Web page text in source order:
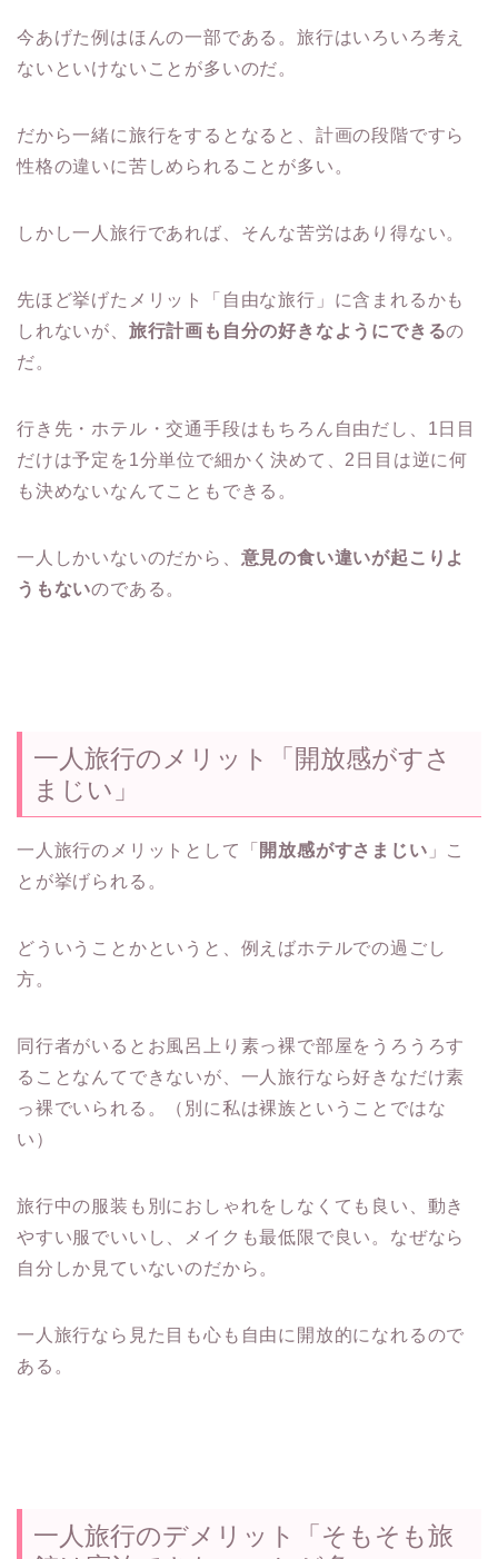
今あげた例はほんの一部である。旅行はいろいろ考え
ないといけないことが多いのだ。
だから一緒に旅行をするとなると、計画の段階ですら
性格の違いに苦しめられることが多い。
しかし一人旅行であれば、そんな苦労はあり得ない。
先ほど挙げたメリット「自由な旅行」に含まれるかも
しれないが、 旅行計画も自分の好きなようにできるの
だ。
行き先・ホテル・交通手段はもちろん自由だし、1日目
だけは予定を1分単位で細かく決めて、2日目は逆に何
も決めないなんてこともできる。
一人しかいないのだから、 意見の食い違いが起こりよ
うもないのである。
一人旅行のメリット「開放感がすさ
まじい」
一人旅行のメリットとして「 開放感がすさまじい 」こ
とが挙げられる。
どういうことかというと、例えばホテルでの過ごし
方。
同行者がいるとお風呂上り素っ裸で部屋をうろうろす
ることなんてできないが、一人旅行なら好きなだけ素
っ裸でいられる。（別に私は裸族ということではな
い）
旅行中の服装も別におしゃれをしなくても良い、動き
やすい服でいいし、メイクも最低限で良い。なぜなら
自分しか見ていないのだから。
一人旅行なら見た目も心も自由に開放的になれるので
ある。
一人旅行のデメリット「そもそも旅